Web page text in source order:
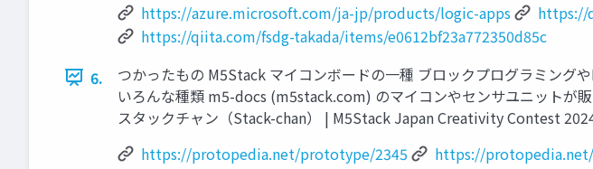
https://azure.microsoft.com/ja-jp/products/logic-apps
https://
https://qiita.com/fsdg-takada/items/e0612bf23a772350d85c
6.
つかったもの M5Stack マイコンボードの一種 ブロックプログラミン
いろんな種類 m5-docs (m5stack.com) のマイコンやセンサユニットが
スタックチャン（Stack-chan） | M5Stack Japan Creativity Contest
https://protopedia.net/prototype/2345
https://